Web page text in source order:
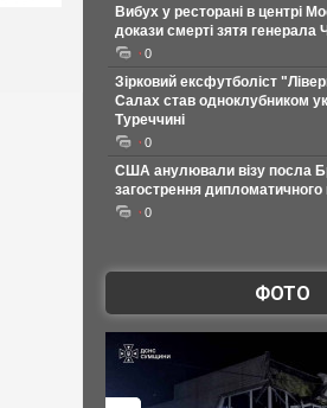
Вибух у ресторані в центрі
докази смерті зятя генерала
0
Зірковий ексфутболіст
Салах став одноклубником
Туреччині
0
США анулювали візу посла
загострення дипломатичного
0
ФОТО